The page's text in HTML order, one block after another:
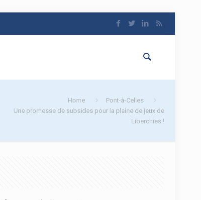
Home
Pont-à-Celles
Une promesse de subsides pour la plaine de jeux de
Liberchies !